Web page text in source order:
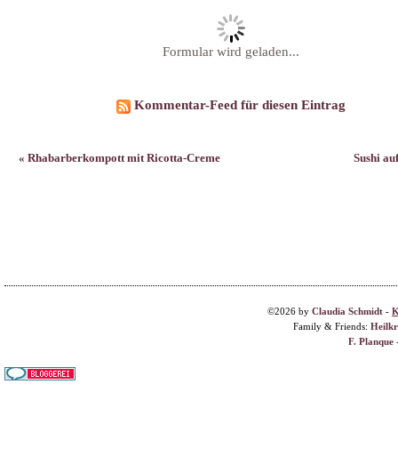
Formular wird geladen...
Kommentar-Feed für diesen Eintrag
« Rhabarberkompott mit Ricotta-Creme Sushi
©2026 by Claudia Schmidt -
Family & Friends:
F. Planque